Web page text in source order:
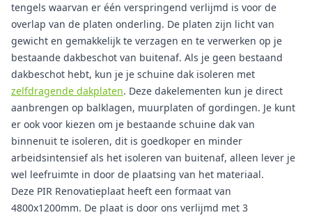
tengels waarvan er één verspringend verlijmd is voor de
overlap van de platen onderling. De platen zijn licht van
gewicht en gemakkelijk te verzagen en te verwerken op je
bestaande dakbeschot van buitenaf. Als je geen bestaand
dakbeschot hebt, kun je je schuine dak isoleren met
zelfdragende dakplaten. Deze dakelementen kun je direct
aanbrengen op balklagen, muurplaten of gordingen. Je kunt
er ook voor kiezen om je bestaande schuine dak van
binnenuit te isoleren, dit is goedkoper en minder
arbeidsintensief als het isoleren van buitenaf, alleen lever je
wel leefruimte in door de plaatsing van het materiaal.
Deze PIR Renovatieplaat heeft een formaat van
4800x1200mm. De plaat is door ons verlijmd met 3